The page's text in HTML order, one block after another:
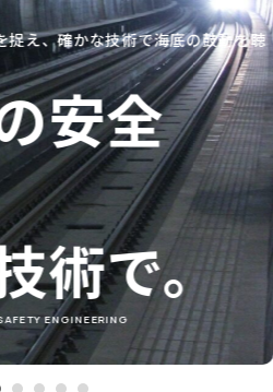
捉え、確かな技術で海底の鼓動を聴
安全
術で。
ENGINEERING